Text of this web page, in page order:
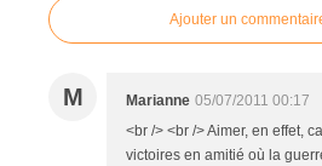
Ajouter un
M Marianne 05/07/2011 00:17
<br /> <br /> Aimer, en effet,
victoires en amitié où la